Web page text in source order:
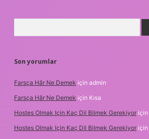
Son yorumlar
Farsça Hâr Ne Demek için admin
Farsça Hâr Ne Demek için Kısa
Hostes Olmak Için Kaç Dil Bilmek Gerekiyor için
Hostes Olmak Için Kaç Dil Bilmek Gerekiyor için